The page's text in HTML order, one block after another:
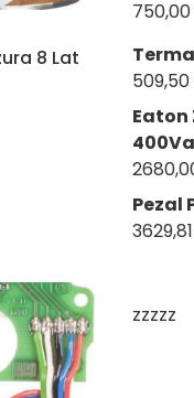
8 Lat
750,00
509,50
Eaton
Pezal
3629,81
zzzzz